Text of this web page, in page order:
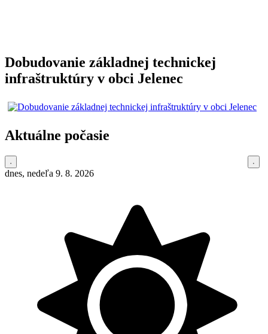
Dobudovanie základnej technickej
infraštruktúry v obci Jelenec
Aktuálne počasie
dnes, nedeľa 9. 8. 2026